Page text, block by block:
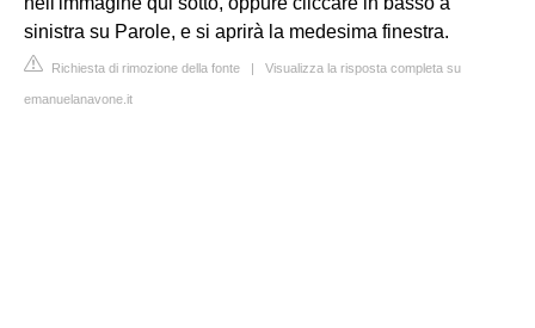
sinistra su Parole, e si aprirà la medesima finestra.
Richiesta di rimozione della fonte | Visualizza la risposta completa su
emanuelanavone.it